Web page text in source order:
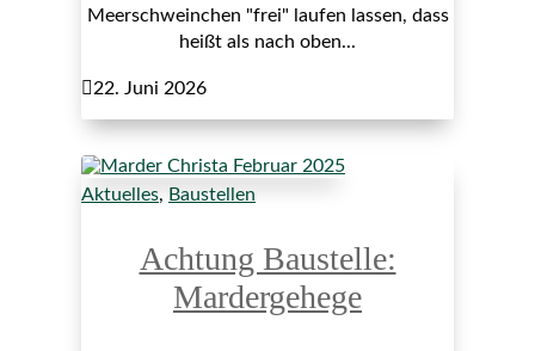
Meerschweinchen "frei" laufen lassen, dass
heißt als nach oben...
22. Juni 2026
Aktuelles, Baustellen
Achtung Baustelle:
Mardergehege